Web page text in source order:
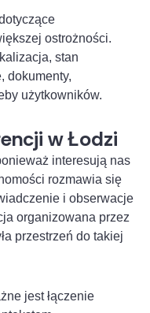
ostrożności.
stan
dokumenty,
użytkowników.
w Łodzi
interesują nas
rozmawia się
i obserwacje
organizowana przez
przestrzeń do takiej
jest łączenie